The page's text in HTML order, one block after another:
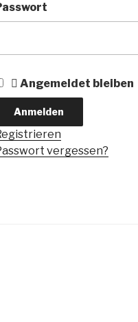
Angemeldet bleiben
vergessen?